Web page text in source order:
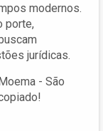
modernos.
porte,
jurídicas.
- São